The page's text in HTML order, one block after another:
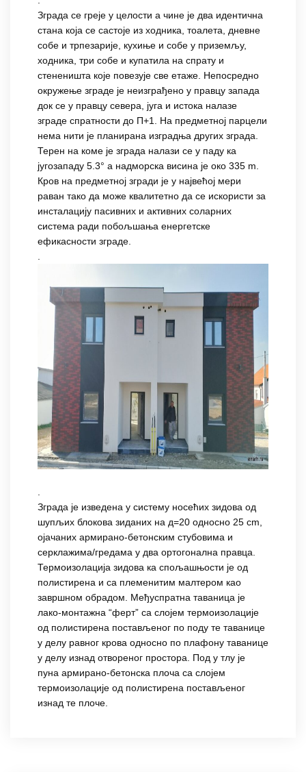
Зграда се греје у целости а чине је два идентична
стана која се састоје из ходника, тоалета, дневне
собе и трпезарије, кухиње и собе у приземљу,
ходника, три собе и купатила на спрату и
стененишта које повезује све етаже. Непосредно
окружење зграде је неизграђено у правцу запада
док се у правцу севера, југа и истока налазе
зграде спратности до П+1. На предметној парцели
нема нити је планирана изградња других зграда.
Терен на коме је зграда налази се у паду ка
југозападу 5.3° а надморска висина је око 335 m.
Кров на предметној згради је у највећој мери
раван тако да може квалитетно да се искористи за
инсталацију пасивних и активних соларних
система ради побољшања енергетске
ефикасности зграде.
.
.
Зграда је изведена у систему носећих зидова од
шупљих блокова зиданих на д=20 односно 25 cm,
ојачаних армирано-бетонским стубовима и
серклажима/гредама у два ортогонална правца.
Термоизолација зидова ка спољашњости је од
полистирена и са племенитим малтером као
завршном обрадом. Међуспратна таваница jе
лако-монтажна “ферт” са слојем термоизолације
од полистирена постављеног по поду те таванице
у делу равног крова односно по плафону таванице
у делу изнад отвореног простора. Под у тлу је
пуна армирано-бетонска плоча са слојем
термоизолације од полистирена постављеног
изнад те плоче.